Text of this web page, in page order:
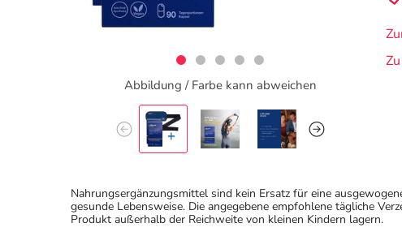
Abbildung / Farbe kann abweichen
Nahrungsergänzungsmittel sind kein Ersatz für eine
gesunde Lebensweise. Die angegebene empfohlene tägliche
Produkt außerhalb der Reichweite von kleinen Kindern lagern.